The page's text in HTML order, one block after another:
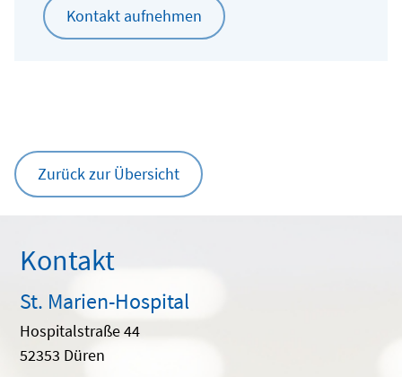
Kontakt aufnehmen
Zurück zur Übersicht
Kontakt
St. Marien-Hospital
Hospitalstraße 44
52353 Düren